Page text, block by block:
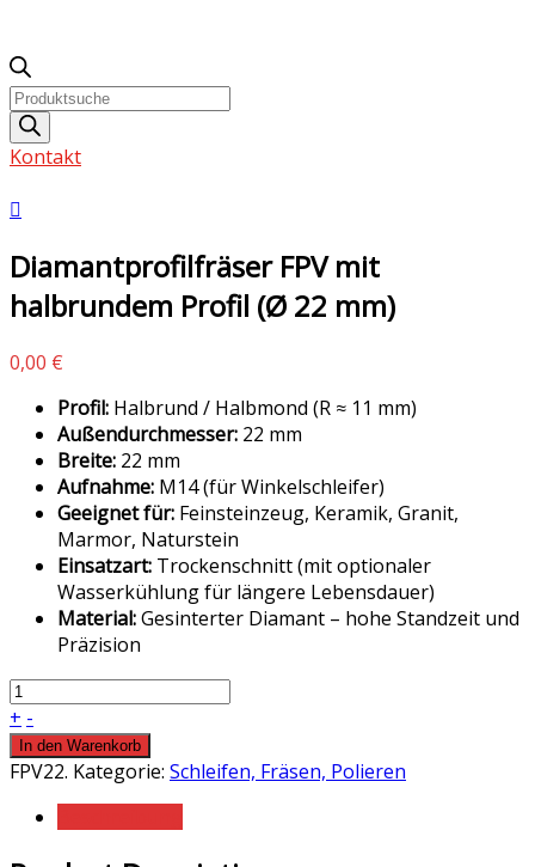
Products
search
Kontakt
Diamantprofilfräser FPV mit
halbrundem Profil (Ø 22 mm)
0,00 €
Profil: Halbrund / Halbmond (R ≈ 11 mm)
Außendurchmesser: 22 mm
Breite: 22 mm
Aufnahme: M14 (für Winkelschleifer)
Geeignet für: Feinsteinzeug, Keramik, Granit,
Marmor, Naturstein
Einsatzart: Trockenschnitt (mit optionaler
Wasserkühlung für längere Lebensdauer)
Material:Gesinterter Diamant – hohe Standzeit und
Präzision
+ -
In den Warenkorb
FPV22. Kategorie: Schleifen, Fräsen, Polieren